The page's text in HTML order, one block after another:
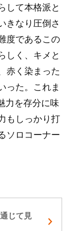
して本格派と
きなり圧倒さ
度であるこの
しく、キメと
赤く染まった
った。これま
力を存分に味
もしっかり打
ソロコーナー
じて見